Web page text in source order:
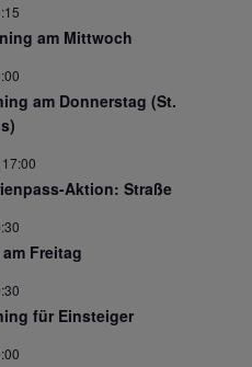
am Mittwoch
am Donnerstag (St.
17:00
Aktion: Straße
Freitag
für Einsteiger